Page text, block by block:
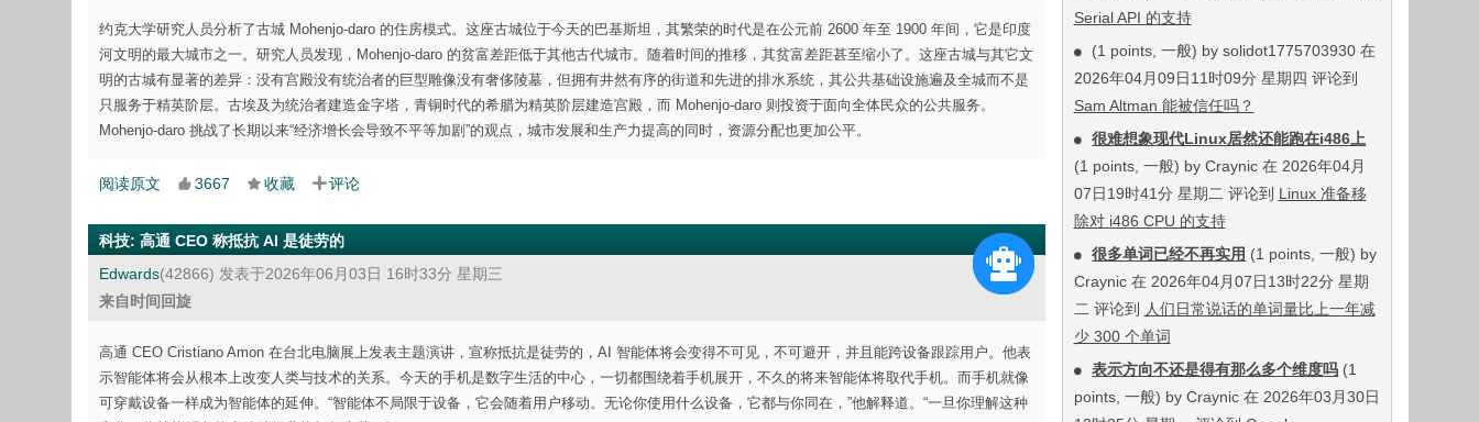
Serial API 的支持
(1 points, 一般) by solidot1775703930 在
2026年04月09日11时09分 星期四 评论到
Sam Altman 能被信任吗？
很难想象现代Linux居然还能跑在i486上
(1 points, 一般) by Craynic 在 2026年04月
07日19时41分 星期二 评论到 Linux 准备移
除对 i486 CPU 的支持
很多单词已经不再实用 (1 points, 一般) by
Craynic 在 2026年04月07日13时22分 星期
二 评论到
人们日常说话的单词量比上一年减
少 300 个单词
表示方向不还是得有那么多个维度吗 (1
points, 一般) by Craynic 在 2026年03月30日
约克大学研究人员分析了古城 Mohenjo-daro 的住房模式。这座古城位于今天的巴基斯坦，其繁荣的时代是在公元前 2600 年至 1900 年间，它是印度
河文明的最大城市之一。研究人员发现，Mohenjo-daro 的贫富差距低于其他古代城市。随着时间的推移，其贫富差距甚至缩小了。这座古城与其它文
明的古城有显著的差异：没有宫殿没有统治者的巨型雕像没有奢侈陵墓，但拥有井然有序的街道和先进的排水系统，其公共基础设施遍及全城而不是
只服务于精英阶层。古埃及为统治者建造金字塔，青铜时代的希腊为精英阶层建造宫殿，而 Mohenjo-daro 则投资于面向全体民众的公共服务。
Mohenjo-daro 挑战了长期以来“经济增长会导致不平等加剧”的观点，城市发展和生产力提高的同时，资源分配也更加公平。
阅读原文 3667 收藏 评论
科技: 高通 CEO 称抵抗 AI 是徒劳的
Edwards(42866) 发表于2026年06月03日 16时33分 星期三
来自时间回旋
高通 CEO Cristiano Amon 在台北电脑展上发表主题演讲，宣称抵抗是徒劳的，AI 智能体将会变得不可见，不可避开，并且能跨设备跟踪用户。他表
示智能体将会从根本上改变人类与技术的关系。今天的手机是数字生活的中心，一切都围绕着手机展开，不久的将来智能体将取代手机。而手机就像
可穿戴设备一样成为智能体的延伸。“智能体不局限于设备，它会随着用户移动。无论你使用什么设备，它都与你同在，”他解释道。“一旦你理解这种